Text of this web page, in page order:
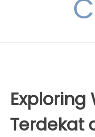
Exploring
Terdekat